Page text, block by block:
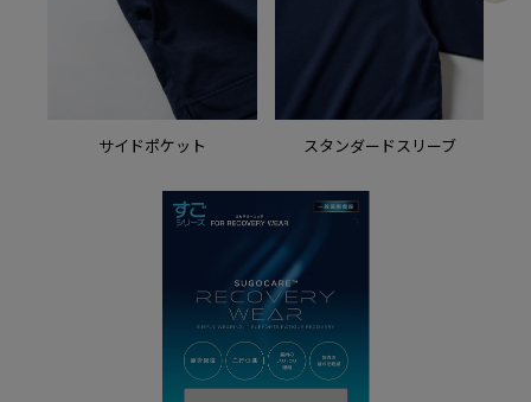
サイドポケット スタンダードスリーブ